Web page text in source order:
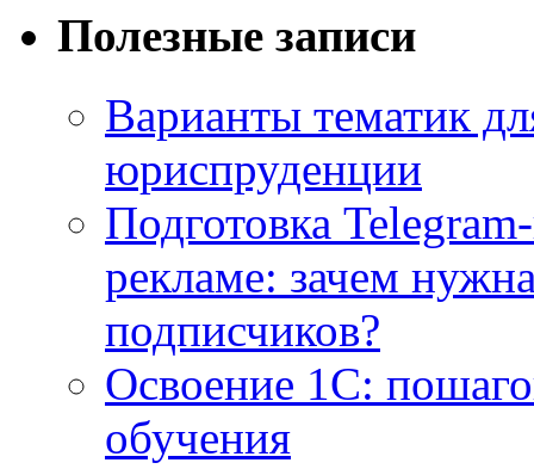
Полезные записи
Варианты тематик
юриспруденции
Подготовка
рекламе: зачем
подписчиков?
Освоение 1С:
обучения